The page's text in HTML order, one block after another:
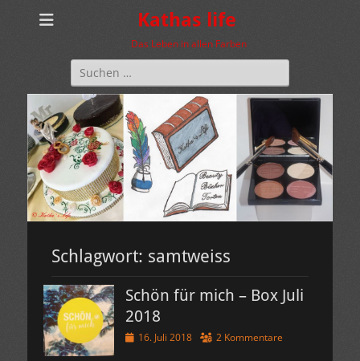
Kathas life
Das Leben in allen Farben
Suchen
nach:
Schlagwort: samtweiss
Schön für mich – Box Juli
2018
Veröffentlicht
16. Juli 2018 2 Kommentare